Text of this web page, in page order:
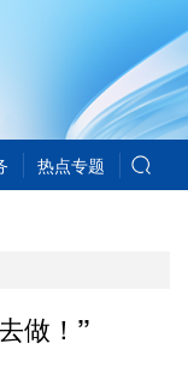
热点专题
做！”